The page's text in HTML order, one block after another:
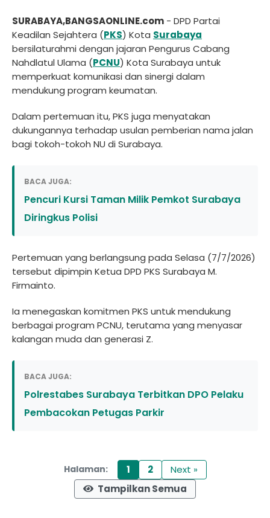
SURABAYA,BANGSAONLINE.com - DPD Partai
Keadilan Sejahtera (PKS) Kota Surabaya
bersilaturahmi dengan jajaran Pengurus Cabang
Nahdlatul Ulama (PCNU) Kota Surabaya untuk
memperkuat komunikasi dan sinergi dalam
mendukung program keumatan.
Dalam pertemuan itu, PKS juga menyatakan
dukungannya terhadap usulan pemberian nama jalan
bagi tokoh-tokoh NU di Surabaya.
BACA JUGA:
Pencuri Kursi Taman Milik Pemkot Surabaya
Diringkus Polisi
Pertemuan yang berlangsung pada Selasa (7/7/2026)
tersebut dipimpin Ketua DPD PKS Surabaya M.
Firmainto.
Ia menegaskan komitmen PKS untuk mendukung
berbagai program PCNU, terutama yang menyasar
kalangan muda dan generasi Z.
BACA JUGA:
Polrestabes Surabaya Terbitkan DPO Pelaku
Pembacokan Petugas Parkir
Halaman: 1 2
Next »
Tampilkan Semua